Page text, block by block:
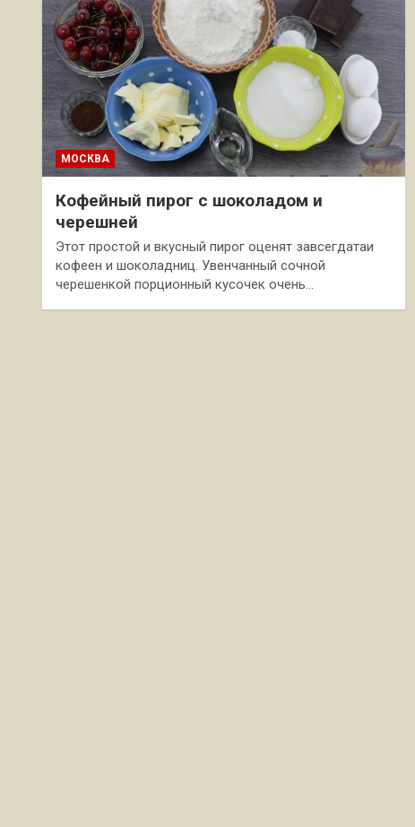
МОСКВА
Кофейный пирог с шоколадом и
черешней
Этот простой и вкусный пирог оценят завсегдатаи
кофеен и шоколадниц. Увенчанный сочной
черешенкой порционный кусочек очень…